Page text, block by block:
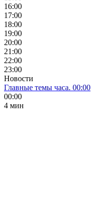
16:00
17:00
18:00
19:00
20:00
21:00
22:00
23:00
Новости
Главные темы часа. 00:00
00:00
4 мин